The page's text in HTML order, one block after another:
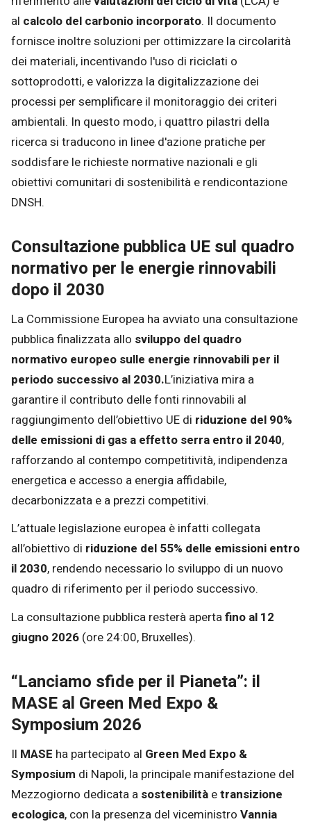
al calcolo del carbonio incorporato. Il documento
fornisce inoltre soluzioni per ottimizzare la circolarità
dei materiali, incentivando l'uso di riciclati o
sottoprodotti, e valorizza la digitalizzazione dei
processi per semplificare il monitoraggio dei criteri
ambientali. In questo modo, i quattro pilastri della
ricerca si traducono in linee d'azione pratiche per
soddisfare le richieste normative nazionali e gli
obiettivi comunitari di sostenibilità e rendicontazione
DNSH.
Consultazione pubblica UE sul quadro
normativo per le energie rinnovabili
dopo il 2030
La Commissione Europea ha avviato una consultazione
pubblica finalizzata allo sviluppo del quadro
normativo europeo sulle energie rinnovabili per il
periodo successivo al 2030.L’iniziativa mira a
garantire il contributo delle fonti rinnovabili al
raggiungimento dell’obiettivo UE di riduzione del 90%
delle emissioni di gas a effetto serra entro il 2040,
rafforzando al contempo competitività, indipendenza
energetica e accesso a energia affidabile,
decarbonizzata e a prezzi competitivi.
L’attuale legislazione europea è infatti collegata
all’obiettivo di riduzione del 55% delle emissioni entro
il 2030, rendendo necessario lo sviluppo di un nuovo
quadro di riferimento per il periodo successivo.
La consultazione pubblica resterà apertafino al 12
giugno 2026 (ore 24:00, Bruxelles).
“Lanciamo sfide per il Pianeta”: il
MASE al Green Med Expo &
Symposium 2026
Il MASE ha partecipato al Green Med Expo &
Symposium di Napoli, la principale manifestazione del
Mezzogiorno dedicata a sostenibilità etransizione
ecologica, con la presenza del viceministro Vannia